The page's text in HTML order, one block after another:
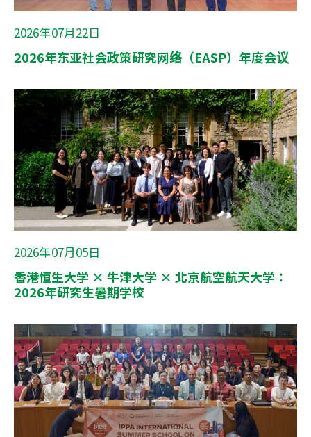
2026年东亚社会政策研究网络（EASP）年度会议
2026年07月22日
香港恒生大学 × 牛津大学 × 北京航空航天大学：
2026年研究生暑期学校
2026年07月05日